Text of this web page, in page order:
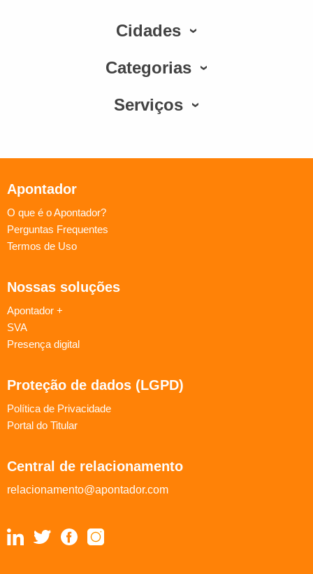
Cidades
Categorias
Serviços
Apontador
O que é o Apontador?
Perguntas Frequentes
Termos de Uso
Nossas soluções
Apontador +
SVA
Presença digital
Proteção de dados (LGPD)
Política de Privacidade
Portal do Titular
Central de relacionamento
relacionamento@apontador.com